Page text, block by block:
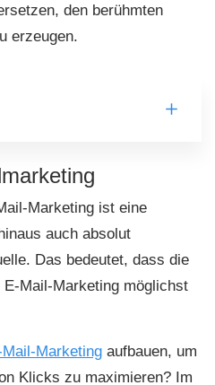
den berühmten
erzeugen.
Marketing ist eine
auch absolut
Das bedeutet, dass die
Mail-Marketing möglichst
Mail-Marketing aufbauen, um
Klicks zu maximieren? Im